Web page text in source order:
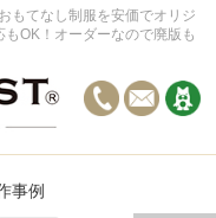
もてなし制服を安価でオリジ
OK！オーダーなので廃版も
事例